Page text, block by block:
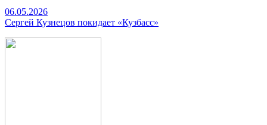
06.05.2026
Сергей Кузнецов покидает «Кузбасс»